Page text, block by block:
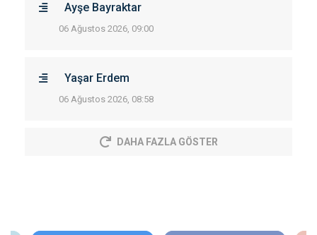
Ayşe Bayraktar
06 Ağustos 2026, 09:00
Yaşar Erdem
06 Ağustos 2026, 08:58
DAHA FAZLA GÖSTER